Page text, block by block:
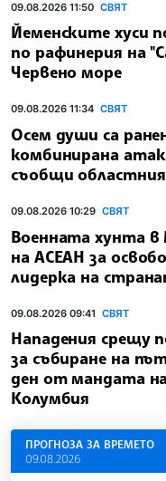
09.08.2026 11:50 СВЯТ
Йеменските хуси
по рафинерия на
Червено море
09.08.2026 11:34 СВЯТ
Осем души са
комбинирана
съобщи
09.08.2026 10:29 СВЯТ
Военната хунта
на АСЕАН за
лидерка на
09.08.2026 09:41 СВЯТ
Нападения срещу
за събиране на
ден от мандата
Колумбия
ПРОГНОЗА ЗА ВРЕМЕТО
09.08.2026